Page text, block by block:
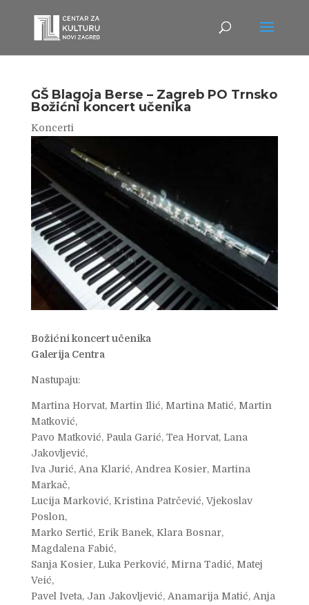
GŠ Blagoja Berse – Zagreb PO Trnsko
Božićni koncert učenika
Koncerti
Božićni koncert učenika
Galerija Centra
Nastupaju:
Martina Horvat, Martin Ilić, Martina Matić, Martin
Matković,
Pavo Matković, Paula Garić, Tea Horvat, Lana
Jakovljević,
Iva Jurić, Ana Klarić, Andrea Kosier, Martina
Markač,
Lucija Marković, Kristina Patrčević, Vjekoslav
Poslon,
Marko Sertić, Erik Banek, Klara Bosnar,
Magdalena Fabić,
Sanja Kosier, Luka Perković, Mirna Tadić, Matej
Veić,
Pavel Iveta, Jan Jakovljević, Anamarija Matić, Anja